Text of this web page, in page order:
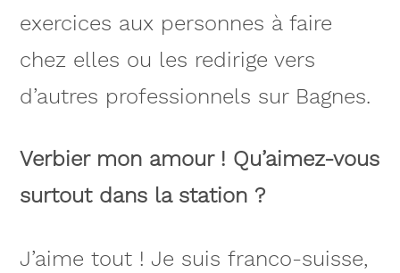
exercices aux personnes à faire
chez elles ou les redirige vers
d’autres professionnels sur Bagnes.
Verbier mon amour ! Qu’aimez-vous
surtout dans la station ?
J’aime tout ! Je suis franco-suisse,